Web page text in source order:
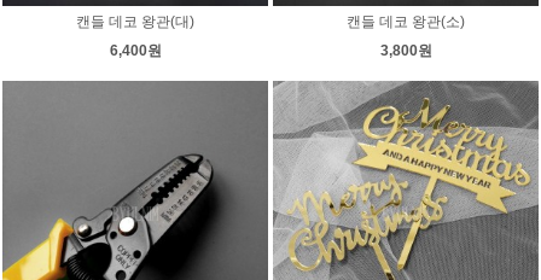
캔들 데코 왕관(대)
6,400원
캔들 데코 왕관(소)
3,800원